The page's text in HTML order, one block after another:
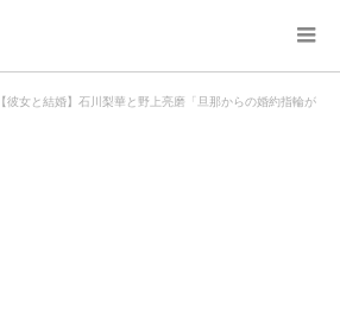
【彼女と結婚】石川梨華と野上亮磨「旦那からの婚約指輪が